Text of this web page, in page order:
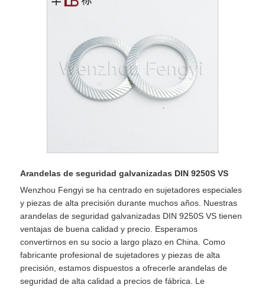
Arandelas de seguridad galvanizadas DIN 9250S VS
Wenzhou Fengyi se ha centrado en sujetadores especiales
y piezas de alta precisión durante muchos años. Nuestras
arandelas de seguridad galvanizadas DIN 9250S VS tienen
ventajas de buena calidad y precio. Esperamos
convertirnos en su socio a largo plazo en China. Como
fabricante profesional de sujetadores y piezas de alta
precisión, estamos dispuestos a ofrecerle arandelas de
seguridad de alta calidad a precios de fábrica. Le